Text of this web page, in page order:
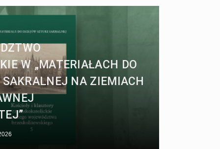
W „MATERIAŁACH DO
NA ZIEMIACH